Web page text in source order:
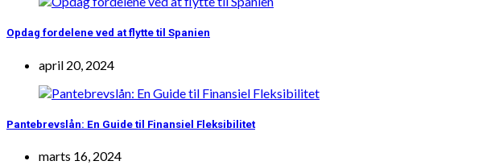
Opdag fordelene ved at flytte til Spanien
april 20, 2024
Pantebrevslån: En Guide til Finansiel Fleksibilitet
marts 16, 2024